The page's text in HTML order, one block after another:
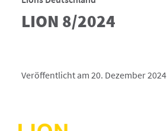
LION 8/2024
Veröffentlicht am 20. Dezember 2024